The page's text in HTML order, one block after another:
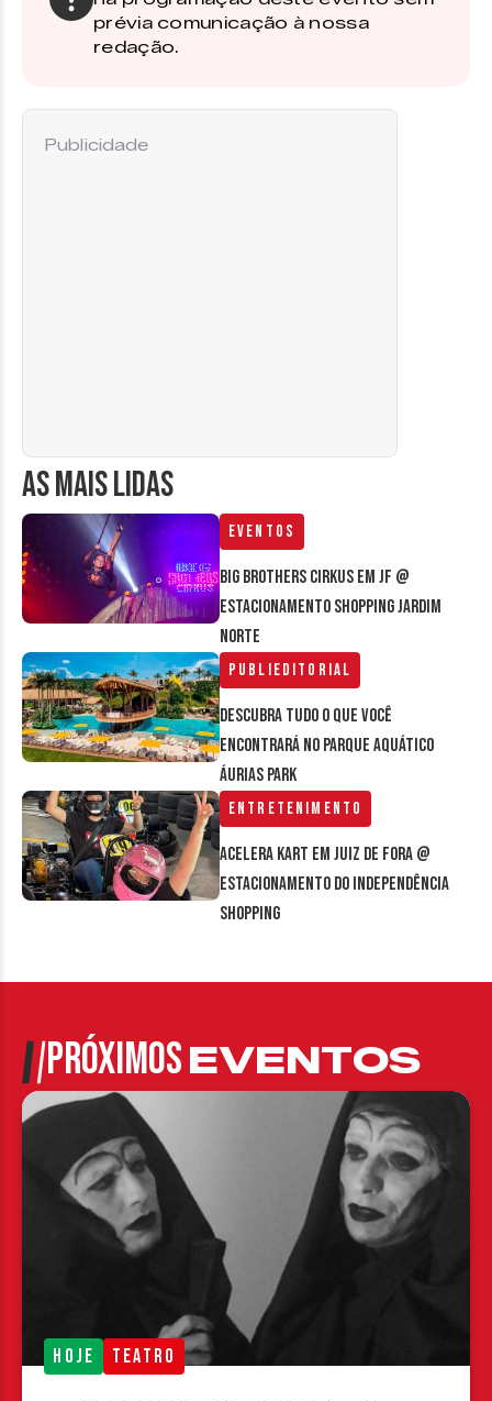
prévia comunicação à nossa
redação.
AS MAIS LIDAS
Eventos
Big Brothers Cirkus em JF @
estacionamento Shopping Jardim
Norte
Publieditorial
Descubra tudo o que você
encontrará no parque aquático
Áurias Park
Entretenimento
Acelera Kart em Juiz de Fora @
estacionamento do Independência
Shopping
Publicidade
PRÓXIMOSEVENTOS
HOJE TEATRO